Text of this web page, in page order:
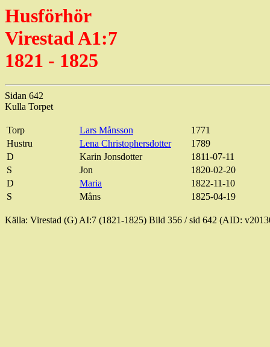
Husförhör
VirestadA1:7
1821 - 1825
Sidan 642
Kulla Torpet
Torp Lars Månsson
1771
Hustru
Lena Christophersdotter
1789
D
Karin Jonsdotter
1811-07-11
S
Jon
1820-02-20
D
Maria
1822-11-10
S
Måns 1825-04-19
Källa: Virestad (G) AI:7 (1821-1825) Bild 356 / sid 642 (AID: